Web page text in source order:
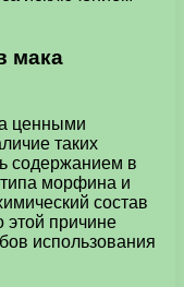
мака
ценными
таких
содержанием в
типа морфина и
состав
этой причине
использования